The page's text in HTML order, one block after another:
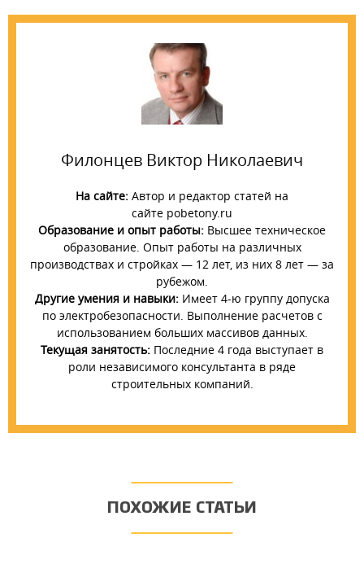
Филонцев Виктор Николаевич
На сайте: Автор и редактор статей на
сайте pobetony.ru
Образование и опыт работы: Высшее техническое
образование. Опыт работы на различных
производствах и стройках — 12 лет, из них 8 лет — за
рубежом.
Другие умения и навыки:Имеет 4-ю группу допуска
по электробезопасности. Выполнение расчетов с
использованием больших массивов данных.
Текущая занятость: Последние 4 года выступает в
роли независимого консультанта в ряде
строительных компаний.
ПОХОЖИЕ СТАТЬИ